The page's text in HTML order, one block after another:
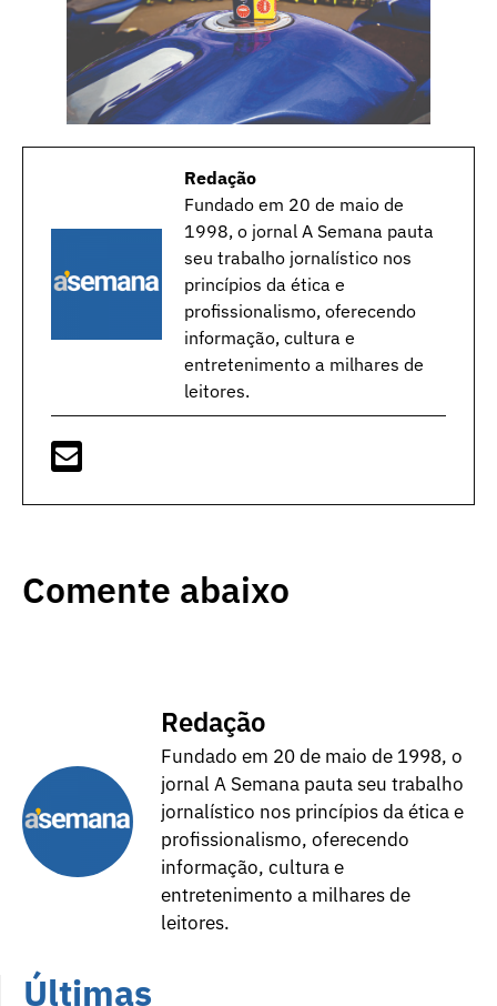
Redação
Fundado em 20 de maio de
1998, o jornal A Semana pauta
seu trabalho jornalístico nos
princípios da ética e
profissionalismo, oferecendo
informação, cultura e
entretenimento a milhares de
leitores.
Comente abaixo
Redação
Fundado em 20 de maio de 1998, o
jornal A Semana pauta seu trabalho
jornalístico nos princípios da ética e
profissionalismo, oferecendo
informação, cultura e
entretenimento a milhares de
leitores.
Últimas